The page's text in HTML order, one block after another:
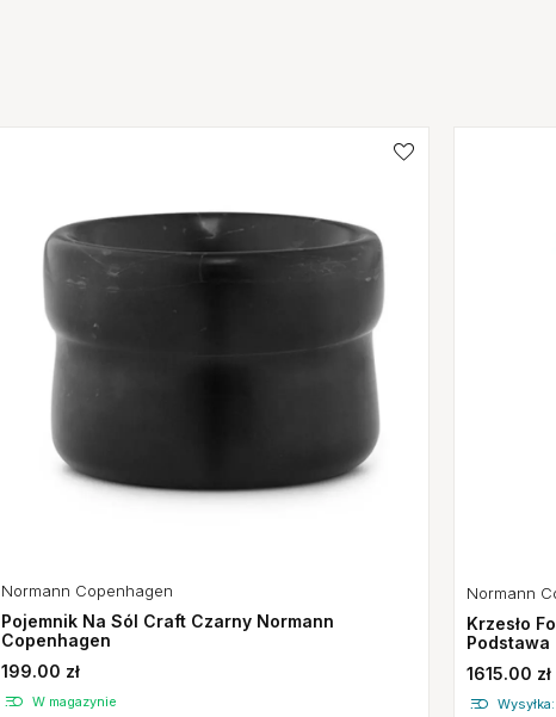
Normann Copenhagen
Pojemnik Na Sól Craft Czarny Normann
Copenhagen
199.00 zł
W magazynie
Normann
Krzesło
1615.00 zł